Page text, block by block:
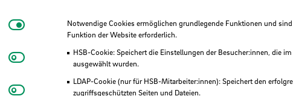
Notwendige CookiesNotwendige Cookies ermöglichen grundlegende Funktionen und
Funktion der Website erforderlich.
HSB-Cookie: Speichert die Einstellungen der Besucher:innen, die
ausgewählt wurden.
LDAP-Cookie (nur für HSB-Mitarbeiter:innen): Speichert den
zugriffsgeschützten Seiten und Dateien.
Matomo
Youtube